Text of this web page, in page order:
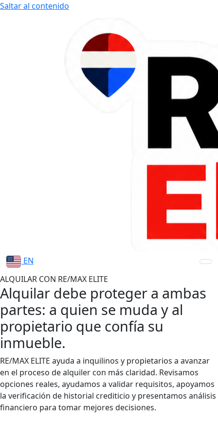
Saltar al contenido
EN
ALQUILAR CON RE/MAX ELITE
Alquilar debe proteger a ambas
partes: a quien se muda y al
propietario que confía su
inmueble.
RE/MAX ELITE ayuda a inquilinos y propietarios a avanzar
en el proceso de alquiler con más claridad. Revisamos
opciones reales, ayudamos a validar requisitos, apoyamos
la verificación de historial crediticio y presentamos análisis
financiero para tomar mejores decisiones.